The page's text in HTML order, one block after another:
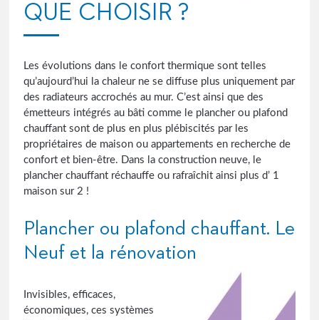
QUE CHOISIR ?
Les évolutions dans le confort thermique sont telles
qu’aujourd’hui la chaleur ne se diffuse plus uniquement par
des radiateurs accrochés au mur. C’est ainsi que des
émetteurs intégrés au bâti comme le plancher ou plafond
chauffant sont de plus en plus plébiscités par les
propriétaires de maison ou appartements en recherche de
confort et bien-être. Dans la construction neuve, le
plancher chauffant réchauffe ou rafraîchit ainsi plus d’ 1
maison sur 2 !
Plancher ou plafond chauffant. Le
Neuf et la rénovation
Invisibles, efficaces,
économiques, ces systèmes